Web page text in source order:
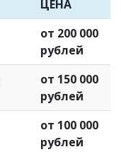
ЦЕНА
от 200 000
рублей
от 150 000
рублей
от 100 000
рублей